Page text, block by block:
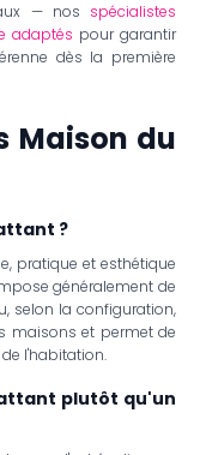
— nos spécialistes
adaptés pour garantir
dès la première
Maison du
?
pratique et esthétique
généralement de
selon la configuration,
maisons et permet de
l'habitation.
plutôt qu'un